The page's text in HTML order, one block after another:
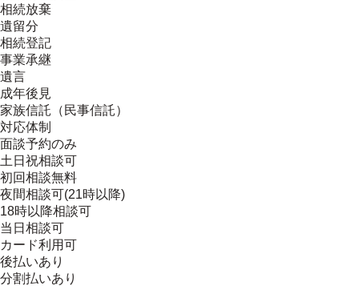
相続放棄
遺留分
相続登記
事業承継
遺言
成年後見
家族信託（民事信託）
対応体制
面談予約のみ
土日祝相談可
初回相談無料
夜間相談可(21時以降)
18時以降相談可
当日相談可
カード利用可
後払いあり
分割払いあり